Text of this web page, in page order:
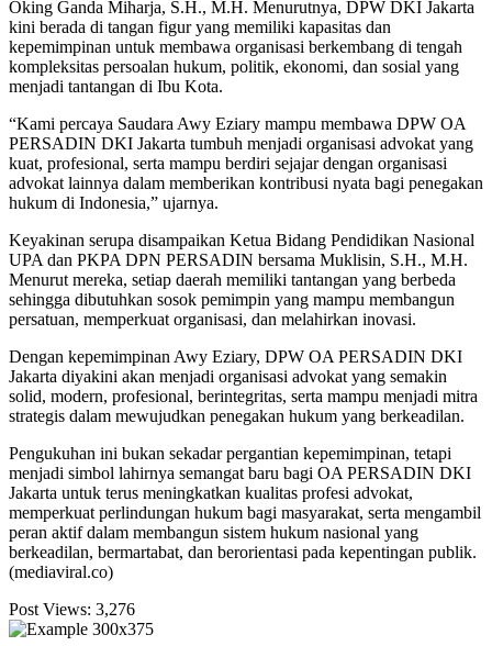
Oking Ganda Miharja, S.H., M.H. Menurutnya, DPW DKI Jakarta
kini berada di tangan figur yang memiliki kapasitas dan
kepemimpinan untuk membawa organisasi berkembang di tengah
kompleksitas persoalan hukum, politik, ekonomi, dan sosial yang
menjadi tantangan di Ibu Kota.
“Kami percaya Saudara Awy Eziary mampu membawa DPW OA
PERSADIN DKI Jakarta tumbuh menjadi organisasi advokat yang
kuat, profesional, serta mampu berdiri sejajar dengan organisasi
advokat lainnya dalam memberikan kontribusi nyata bagi penegakan
hukum di Indonesia,” ujarnya.
Keyakinan serupa disampaikan Ketua Bidang Pendidikan Nasional
UPA dan PKPA DPN PERSADIN bersama Muklisin, S.H., M.H.
Menurut mereka, setiap daerah memiliki tantangan yang berbeda
sehingga dibutuhkan sosok pemimpin yang mampu membangun
persatuan, memperkuat organisasi, dan melahirkan inovasi.
Dengan kepemimpinan Awy Eziary, DPW OA PERSADIN DKI
Jakarta diyakini akan menjadi organisasi advokat yang semakin
solid, modern, profesional, berintegritas, serta mampu menjadi mitra
strategis dalam mewujudkan penegakan hukum yang berkeadilan.
Pengukuhan ini bukan sekadar pergantian kepemimpinan, tetapi
menjadi simbol lahirnya semangat baru bagi OA PERSADIN DKI
Jakarta untuk terus meningkatkan kualitas profesi advokat,
memperkuat perlindungan hukum bagi masyarakat, serta mengambil
peran aktif dalam membangun sistem hukum nasional yang
berkeadilan, bermartabat, dan berorientasi pada kepentingan publik.
(mediaviral.co)
Post Views: 3,276